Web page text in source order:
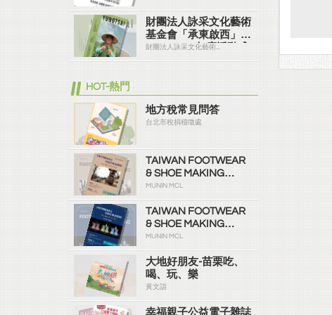
財團法人詠采文化藝術
基金會「承東啟西」
2025／114年度活動成
果報告書
財團法人詠采文化藝術...
HOT-熱門
地方稅常見問答
台北市稅捐稽徵處
TAIWAN FOOTWEAR
& SHOE MAKING
SUPPLIERS
DIRECTORY（2021
No.2）
MUNIN MCL
TAIWAN FOOTWEAR
& SHOE MAKING
SUPPLIERS
DIRECTORY（2021
No.1）
MUNIN MCL
大地好朋友-苗栗吃、
喝、玩、樂
黃文詣
幸福親子公益電子雜誌